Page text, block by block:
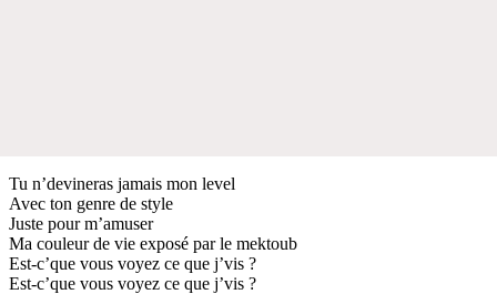
Tu n’devineras jamais mon level
Avec ton genre de style
Juste pour m’amuser
Ma couleur de vie exposé par le mektoub
Est-c’que vous voyez ce que j’vis ?
Est-c’que vous voyez ce que j’vis ?